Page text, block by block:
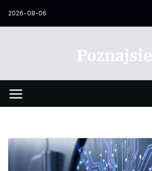
2026-08-06
Poznajsie